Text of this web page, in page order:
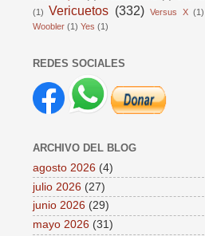
(1)
Vericuetos (332) Versus X (1)
Woobler (1) Yes (1)
REDES SOCIALES
ARCHIVO DEL BLOG
agosto 2026 (4)
julio 2026 (27)
junio 2026 (29)
mayo 2026 (31)